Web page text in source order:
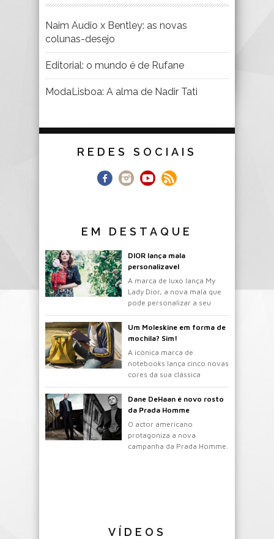
Naim Audio x Bentley: as novas
colunas-desejo
Editorial: o mundo é de Rufane
ModaLisboa: A alma de Nadir Tati
REDES SOCIAIS
EM DESTAQUE
DIOR lança mala
personalizavel
A marca de luxo lança My
Lady Dior, a nova mala que
pode personalizar a seu
gosto.
Um Moleskine em forma de
mochila? Sim!
A icónica marca de
notebooks lança cinco novas
cores da sua clássica
mochila.
Dane DeHaan é novo rosto
da Prada Homme
O actor americano
protagoniza a nova
campanha da Prada Homme.
VÍDEOS